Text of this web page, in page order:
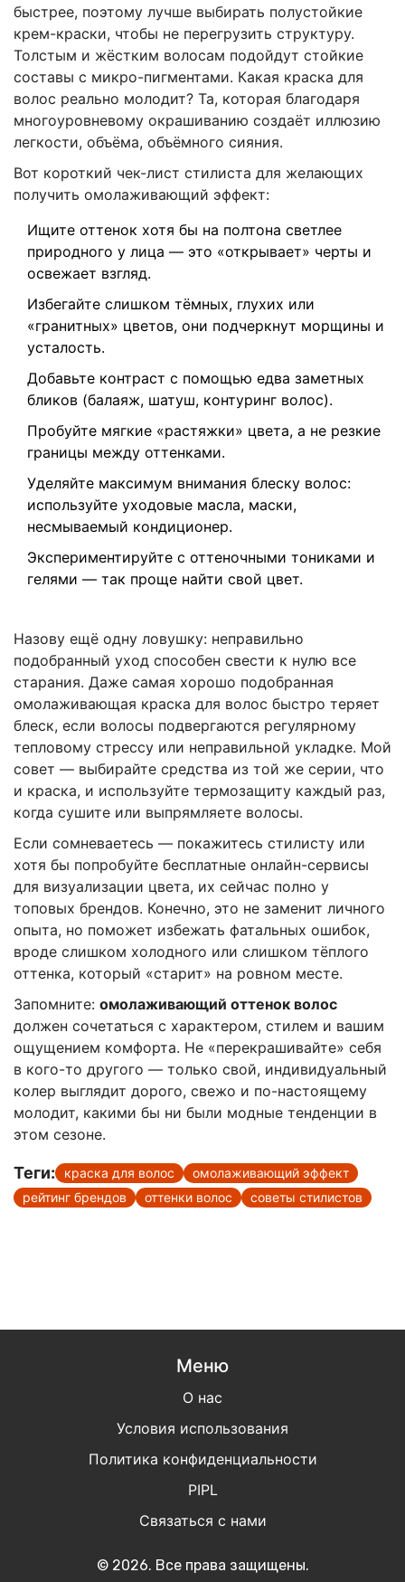
быстрее, поэтому лучше выбирать полустойкие
крем-краски, чтобы не перегрузить структуру.
Толстым и жёстким волосам подойдут стойкие
составы с микро-пигментами. Какая краска для
волос реально молодит? Та, которая благодаря
многоуровневому окрашиванию создаёт иллюзию
легкости, объёма, объёмного сияния.
Вот короткий чек-лист стилиста для желающих
получить омолаживающий эффект:
Ищите оттенок хотя бы на полтона светлее
природного у лица — это «открывает» черты и
освежает взгляд.
Избегайте слишком тёмных, глухих или
«гранитных» цветов, они подчеркнут морщины и
усталость.
Добавьте контраст с помощью едва заметных
бликов (балаяж, шатуш, контуринг волос).
Пробуйте мягкие «растяжки» цвета, а не резкие
границы между оттенками.
Уделяйте максимум внимания блеску волос:
используйте уходовые масла, маски,
несмываемый кондиционер.
Экспериментируйте с оттеночными тониками и
гелями — так проще найти свой цвет.
Назову ещё одну ловушку: неправильно
подобранный уход способен свести к нулю все
старания. Даже самая хорошо подобранная
омолаживающая краска для волос быстро теряет
блеск, если волосы подвергаются регулярному
тепловому стрессу или неправильной укладке. Мой
совет — выбирайте средства из той же серии, что
и краска, и используйте термозащиту каждый раз,
когда сушите или выпрямляете волосы.
Если сомневаетесь — покажитесь стилисту или
хотя бы попробуйте бесплатные онлайн-сервисы
для визуализации цвета, их сейчас полно у
топовых брендов. Конечно, это не заменит личного
опыта, но поможет избежать фатальных ошибок,
вроде слишком холодного или слишком тёплого
оттенка, который «старит» на ровном месте.
Запомните: омолаживающий оттенок волос
должен сочетаться с характером, стилем и вашим
ощущением комфорта. Не «перекрашивайте» себя
в кого-то другого — только свой, индивидуальный
колер выглядит дорого, свежо и по-настоящему
молодит, какими бы ни были модные тенденции в
этом сезоне.
Теги: краска для волос
омолаживающий эффект
рейтинг брендов
оттенки волос советы стилистов
Меню
О нас
Условия использования
Политика конфиденциальности
PIPL
Связаться с нами
© 2026. Все права защищены.